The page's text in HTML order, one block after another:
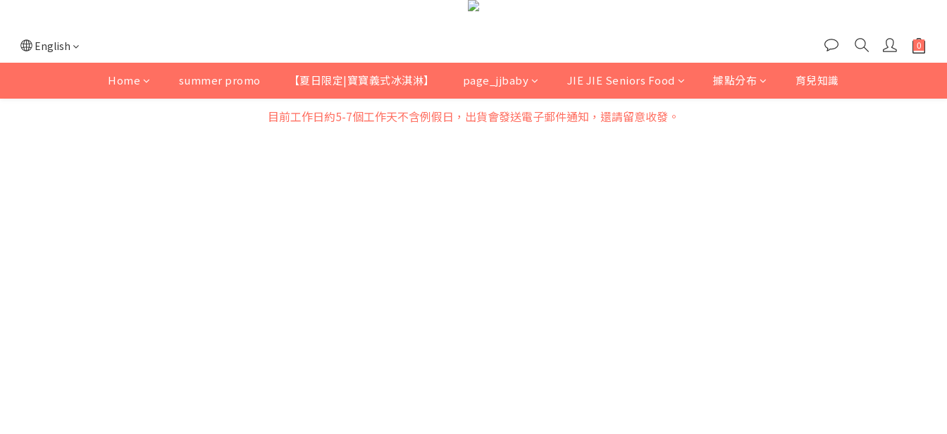
English
Home summer promo 【夏日限定|寶寶義式冰淇淋】 page_jjbaby JIE JIE Seniors Food 據點分布 育兒知識
目前工作日約5-7個工作天不含例假日，出貨會發送電子郵件通知，還請留意收發。